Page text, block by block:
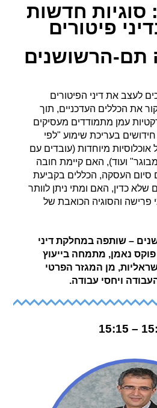
סוגיות חדשות
פיטורים
תם-הרשושנים
לעצב את דיני הפיטורים
את הכללים העדכניים, תוך
עמן מתמודדים מעסיקים
חידושים בעריכת שימוע "לפי
מיוחדות (עובדים עם
ועוד), האם קיימת חובה
סיום העסקה, הכללים בקביעת
שלא כדין, האם ומתי ניתן לוותר
פרישה והסוגיה הכואבת של
– שותפה במחלקת דיני
נאמן, מתמחה בייעוץ
מן המגזר הפרטי
ויחסי עבודה.
15:45